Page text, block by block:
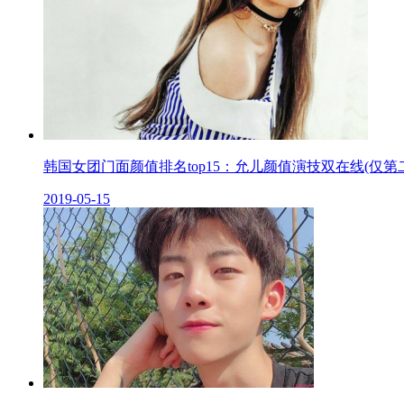
韩国女团门面颜值排名top15：允儿颜值演技双在线(仅第
2019-05-15